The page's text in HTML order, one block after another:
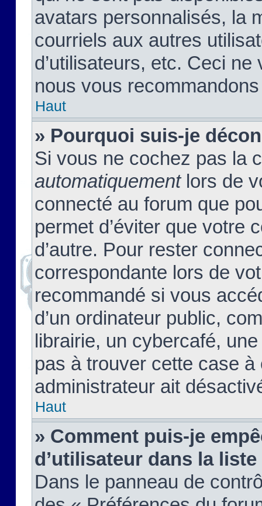
avatars personnalisés, la
courriels aux autres
d’utilisateurs, etc. Ceci
nous vous
Haut
» Pourquoi suis-je
Si vous ne cochez pas la
automatiquementlors de
connecté au forum que
permet d’éviter que votre
d’autre. Pour rester
correspondante lors de
recommandé si vous
d’un ordinateur public,
librairie, un cybercafé,
pas à trouver cette case à
administrateur ait
Haut
» Comment puis-je
d’utilisateur dans la
Dans le panneau de